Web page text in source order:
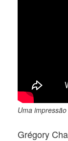
Uma
Grégory